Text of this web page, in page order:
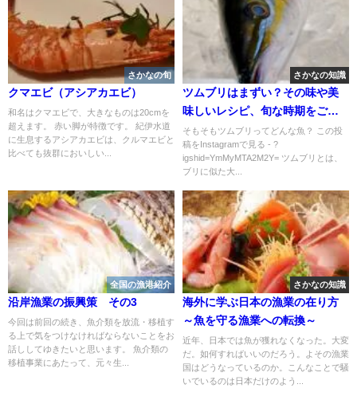
さかなの旬
クマエビ（アシアカエビ）
和名はクマエビで、大きなものは20cmを
超えます。 赤い脚が特徴です。 紀伊水道
に生息するアシアカエビは、クルマエビと
比べても抜群においしい...
さかなの知識
ツムブリはまずい？その味や美
味しいレシピ、旬な時期をご紹
介
そもそもツムブリってどんな魚？ この投
稿をInstagramで見る - ?
igshid=YmMyMTA2M2Y= ツムブリとは、
ブリに似た大...
全国の漁港紹介
沿岸漁業の振興策 その3
今回は前回の続き、魚介類を放流・移植す
る上で気をつけなければならないことをお
話ししてゆきたいと思います。 魚介類の
移植事業にあたって、元々生...
さかなの知識
海外に学ぶ日本の漁業の在り方
～魚を守る漁業への転換～
近年、日本では魚が獲れなくなった。大変
だ。如何すればいいのだろう。よその漁業
国はどうなっているのか。こんなことで騒
いでいるのは日本だけのよう...